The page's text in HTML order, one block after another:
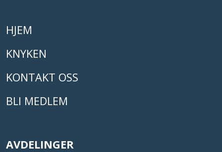
HJEM
KNYKEN
KONTAKT OSS
BLI MEDLEM
AVDELINGER